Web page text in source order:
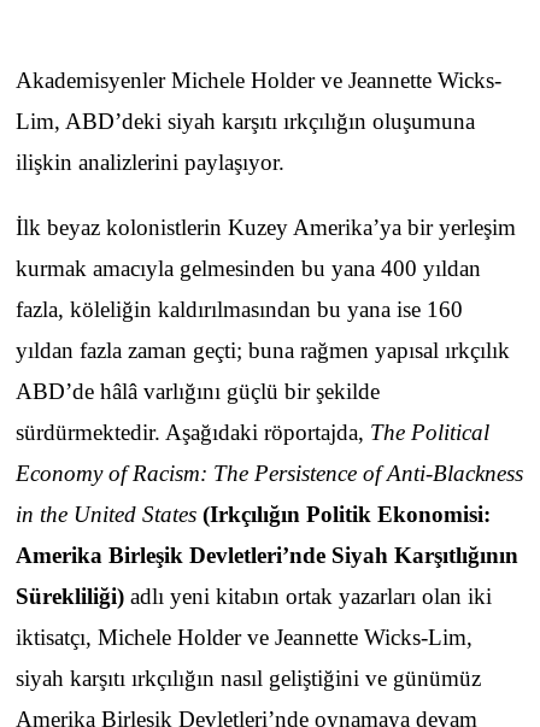
Akademisyenler Michele Holder ve Jeannette Wicks-
Lim, ABD’deki siyah karşıtı ırkçılığın oluşumuna
ilişkin analizlerini paylaşıyor.
İlk beyaz kolonistlerin Kuzey Amerika’ya bir yerleşim
kurmak amacıyla gelmesinden bu yana 400 yıldan
fazla, köleliğin kaldırılmasından bu yana ise 160
yıldan fazla zaman geçti; buna rağmen yapısal ırkçılık
ABD’de hâlâ varlığını güçlü bir şekilde
sürdürmektedir. Aşağıdaki röportajda, The Political
Economy of Racism: The Persistence of Anti-Blackness
in the United States (Irkçılığın Politik Ekonomisi:
Amerika Birleşik Devletleri’nde Siyah Karşıtlığının
Sürekliliği) adlı yeni kitabın ortak yazarları olan iki
iktisatçı, Michele Holder ve Jeannette Wicks-Lim,
siyah karşıtı ırkçılığın nasıl geliştiğini ve günümüz
Amerika Birleşik Devletleri’nde oynamaya devam